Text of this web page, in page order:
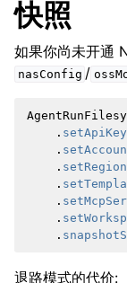
快照
如果你尚未开通
nasConfig /
. setApiKey
.
. setRegion
.
.
.
.
退路模式的代价: